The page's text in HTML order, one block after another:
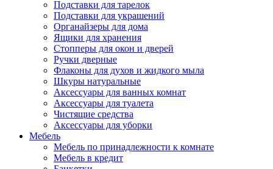
Подставки для тарелок
Подставки для украшений
Органайзеры для дома
Ящики для хранения
Стопперы для окон и дверей
Ручки дверные
Флаконы для духов и жидкого мыла
Шкуры натуральные
Аксессуары для ванных комнат
Аксессуары для туалета
Чистящие средства
Аксессуары для уборки
Мебель
Мебель по принадлежности к комнате
Мебель в кредит